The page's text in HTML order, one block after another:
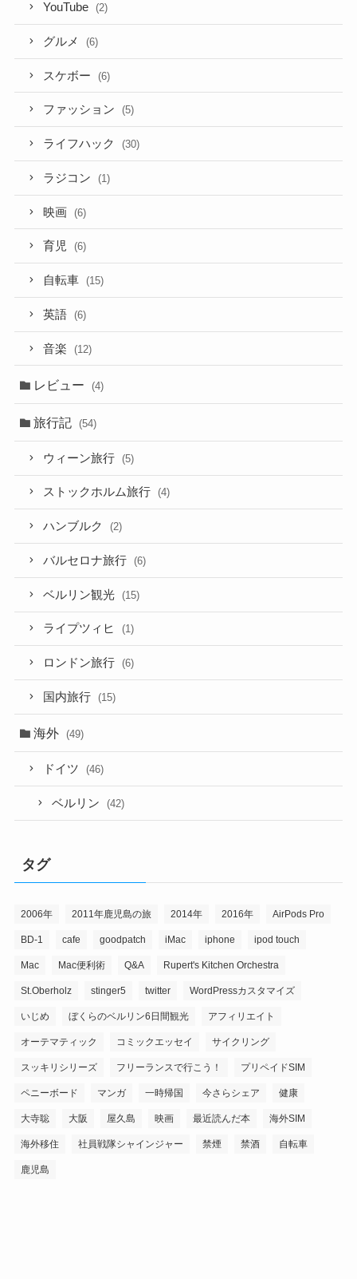
YouTube (2)
グルメ (6)
スケボー (6)
ファッション (5)
ライフハック (30)
ラジコン (1)
映画 (6)
育児 (6)
自転車 (15)
英語 (6)
音楽 (12)
レビュー (4)
旅行記 (54)
ウィーン旅行 (5)
ストックホルム旅行 (4)
ハンブルク (2)
バルセロナ旅行 (6)
ベルリン観光 (15)
ライプツィヒ (1)
ロンドン旅行 (6)
国内旅行 (15)
海外 (49)
ドイツ (46)
ベルリン (42)
タグ
2006年 2011年鹿児島の旅 2014年 2016年 AirPods Pro
BD-1 cafe goodpatch iMac iphone ipod touch
Mac Mac便利術 Q&A Rupert's Kitchen Orchestra
St.Oberholz stinger5 twitter WordPressカスタマイズ
いじめ ぼくらのベルリン6日間観光 アフィリエイト
オーテマティック コミックエッセイ サイクリング
スッキリシリーズ フリーランスで行こう！ プリペイドSIM
ペニーボード マンガ 一時帰国 今さらシェア 健康
大寺聡 大阪 屋久島 映画 最近読んだ本 海外SIM
海外移住 社員戦隊シャインジャー 禁煙 禁酒 自転車
鹿児島